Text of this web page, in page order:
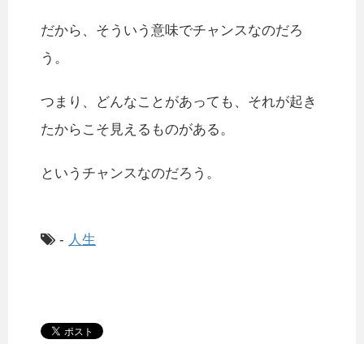
だから、そういう意味でチャンスなのだろ
う。
つまり、どんなことがあっても、それが起き
たからこそ見えるものがある。
というチャンスなのだろう。
- 人生